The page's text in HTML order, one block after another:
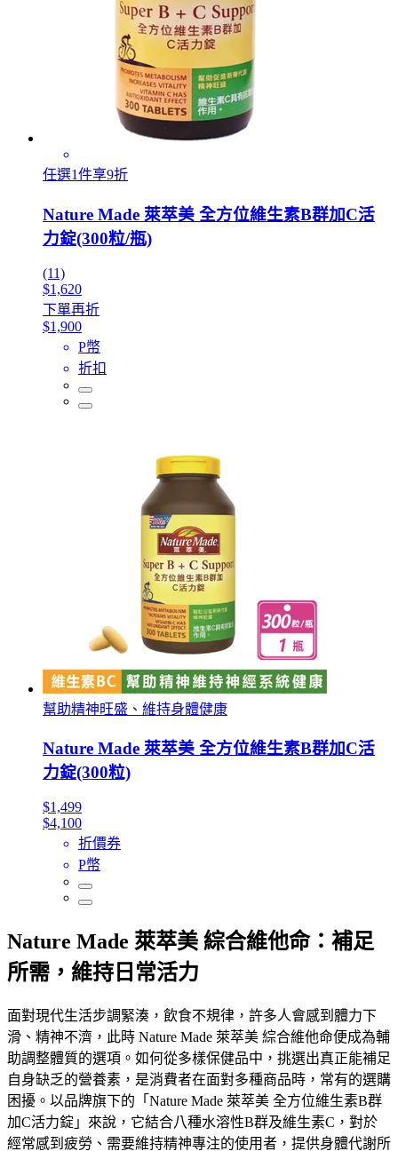
任選1件享9折
Nature Made 萊萃美 全方位維生素B群加C活
力錠(300粒/瓶)
(11)
$1,620
下單再折
$1,900
P幣
折扣
幫助精神旺盛、維持身體健康
Nature Made 萊萃美 全方位維生素B群加C活
力錠(300粒)
$1,499
$4,100
折價券
P幣
Nature Made 萊萃美 綜合維他命：補足
所需，維持日常活力
面對現代生活步調緊湊，飲食不規律，許多人會感到體力下
滑、精神不濟，此時 Nature Made 萊萃美 綜合維他命便成為輔
助調整體質的選項。如何從多樣保健品中，挑選出真正能補足
自身缺乏的營養素，是消費者在面對多種商品時，常有的選購
困擾。以品牌旗下的「Nature Made 萊萃美 全方位維生素B群
加C活力錠」來說，它結合八種水溶性B群及維生素C，對於
經常感到疲勞、需要維持精神專注的使用者，提供身體代謝所